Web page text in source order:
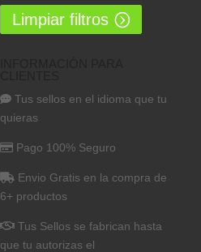
Limpiar filtros
Tus sellos en el idioma que tu
quieras
Pago 100% Seguro
Envio Gratis en la compra de
6+ productos
Tus Sellos se fabrican hasta
que tu autorizas el